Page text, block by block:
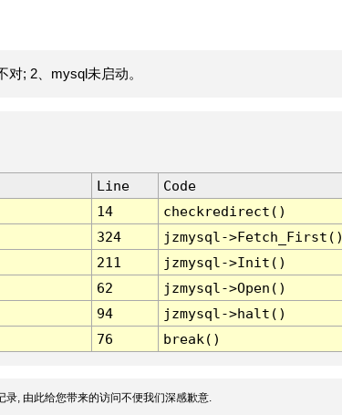
; 2、mysql未启动。
Line
Code
14
checkredirect()
324
jzmysql-
211
jzmysql->Init()
62
jzmysql->Open()
94
jzmysql->halt()
76 break()
, 由此给您带来的访问不便我们深感歉意.